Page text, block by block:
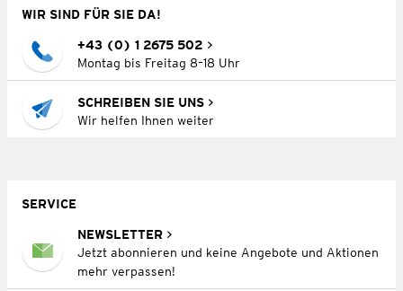
WIR SIND FÜR SIE DA!
+43 (0) 1 2675 502
Montag bis Freitag 8–18 Uhr
SCHREIBEN SIE UNS
Wir helfen Ihnen weiter
SERVICE
NEWSLETTER
Jetzt abonnieren und keine Angebote und Aktionen
mehr verpassen!